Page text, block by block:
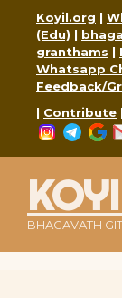
content
Koyil.org |
(Edu) |
granthams |
Whatsapp
Feedback/
| Contribute |
BHAGAVATH